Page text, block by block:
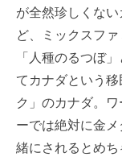
が全然珍しくな
ど、ミックスフ
「人種のるつぼ
てカナダという
ク」のカナダ。
ーでは絶対に金
緒にされるとめち